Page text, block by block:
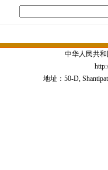
中华人民共
地址：50-D,